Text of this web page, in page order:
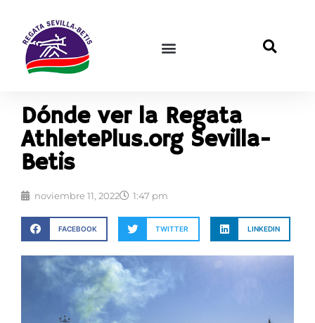
Dónde ver la Regata
AthletePlus.org Sevilla-
Betis
noviembre 11, 2022 1:47 pm
FACEBOOK TWITTER LINKEDIN